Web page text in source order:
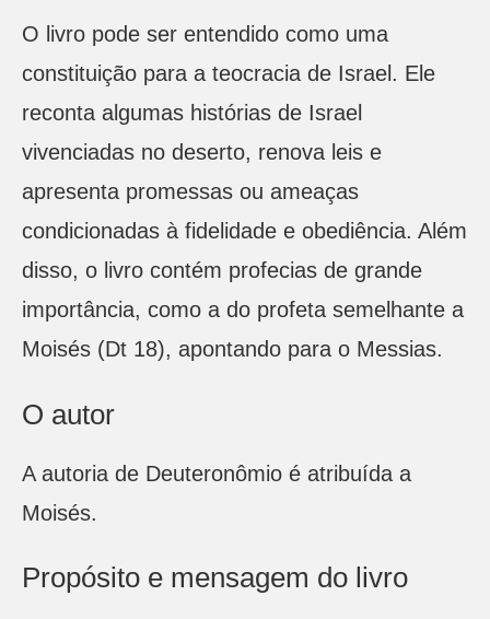
O livro pode ser entendido como uma
constituição para a teocracia de Israel. Ele
reconta algumas histórias de Israel
vivenciadas no deserto, renova leis e
apresenta promessas ou ameaças
condicionadas à fidelidade e obediência. Além
disso, o livro contém profecias de grande
importância, como a do profeta semelhante a
Moisés (Dt 18), apontando para o Messias.
O autor
A autoria de Deuteronômio é atribuída a
Moisés.
Propósito e mensagem do livro